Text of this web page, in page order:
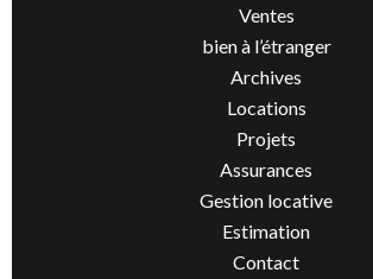
Ventes
bien à l’étranger
Archives
Locations
Projets
Assurances
Gestion locative
Estimation
Contact